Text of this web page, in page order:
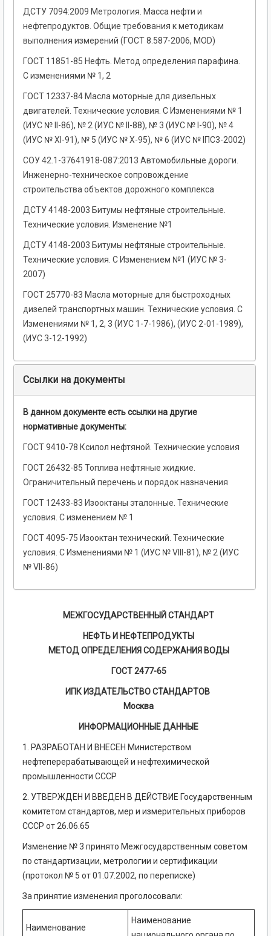
ДСТУ 7094:2009 Метрология. Масса нефти и
нефтепродуктов. Общие требования к методикам
выполнения измерений (ГОСТ 8.587-2006, MOD)
ГОСТ 11851-85 Нефть. Метод определения парафина.
С изменениями № 1, 2
ГОСТ 12337-84 Масла моторные для дизельных
двигателей. Технические условия. С Изменениями № 1
(ИУС № II-86), № 2 (ИУС № II-88), № 3 (ИУС № I-90), № 4
(ИУС № ХI-91), № 5 (ИУС № Х-95), № 6 (ИУС № ІПС3-2002)
СОУ 42.1-37641918-087:2013 Автомобильные дороги.
Инженерно-техническое сопровождение
строительства объектов дорожного комплекса
ДСТУ 4148-2003 Битумы нефтяные строительные.
Технические условия. Изменение №1
ДСТУ 4148-2003 Битумы нефтяные строительные.
Технические условия. С Изменением №1 (ИУС № 3-
2007)
ГОСТ 25770-83 Масла моторные для быстроходных
дизелей транспортных машин. Технические условия. С
Изменениями № 1, 2, 3 (ИУС 1-7-1986), (ИУС 2-01-1989),
(ИУС 3-12-1992)
Ссылки на документы
В данном документе есть ссылки на другие
нормативные документы:
ГОСТ 9410-78 Ксилол нефтяной. Технические условия
ГОСТ 26432-85 Топлива нефтяные жидкие.
Ограничительный перечень и порядок назначения
ГОСТ 12433-83 Изооктаны эталонные. Технические
условия. С изменением № 1
ГОСТ 4095-75 Изооктан технический. Технические
условия. С Изменениями № 1 (ИУС № VIII-81), № 2 (ИУС
№ VII-86)
МЕЖГОСУДАРСТВЕННЫЙ СТАНДАРТ
НЕФТЬ И НЕФТЕПРОДУКТЫ
МЕТОД ОПРЕДЕЛЕНИЯ СОДЕРЖАНИЯ ВОДЫ
ГОСТ 2477-65
ИПК ИЗДАТЕЛЬСТВО СТАНДАРТОВ
Москва
ИНФОРМАЦИОННЫЕ ДАННЫЕ
1. РАЗРАБОТАН И ВНЕСЕН Министерством
нефтеперерабатывающей и нефтехимической
промышленности СССР
2. УТВЕРЖДЕН И ВВЕДЕН В ДЕЙСТВИЕ Государственным
комитетом стандартов, мер и измерительных приборов
СССР от 26.06.65
Изменение № 3 принято Межгосударственным советом
по стандартизации, метрологии и сертификации
(протокол № 5 от 01.07.2002, по переписке)
За принятие изменения проголосовали:
Наименование
Наименование